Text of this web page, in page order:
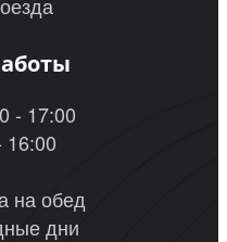
- 17:00
16:00
на обед
дни